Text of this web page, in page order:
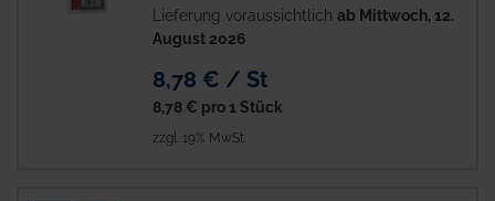
Lieferung voraussichtlich ab Mittwoch, 12.
August 2026
8,78 € / St
8,78 € pro 1 Stück
zzgl. 19% MwSt.